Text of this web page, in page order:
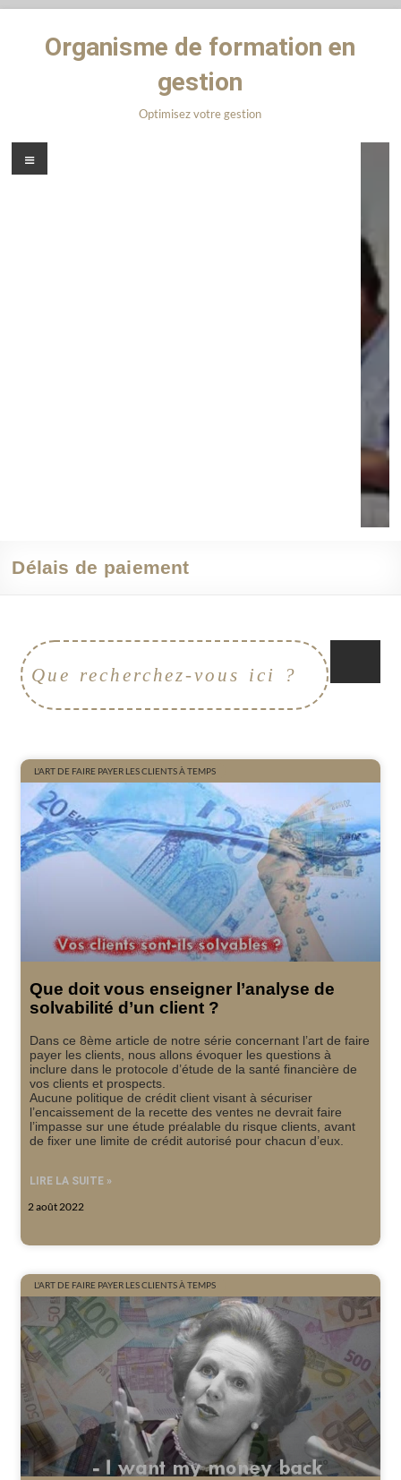
Organisme de formation en
gestion
Optimisez votre gestion
Délais de paiement
L'ART DE FAIRE PAYER LES CLIENTS À TEMPS
Que doit vous enseigner l’analyse de
solvabilité d’un client ?
Dans ce 8ème article de notre série concernant l’art de faire
payer les clients, nous allons évoquer les questions à
inclure dans le protocole d’étude de la santé financière de
vos clients et prospects.
Aucune politique de crédit client visant à sécuriser
l’encaissement de la recette des ventes ne devrait faire
l’impasse sur une étude préalable du risque clients, avant
de fixer une limite de crédit autorisé pour chacun d’eux.
LIRE LA SUITE »
2 août 2022
L'ART DE FAIRE PAYER LES CLIENTS À TEMPS